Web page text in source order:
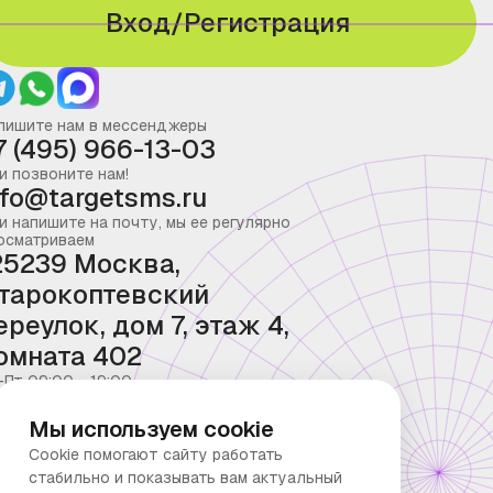
Вход/Регистрация
нам в мессенджеры
(495) 966-13-03
позвоните нам!
напишите на почту, мы ее регулярно
Москва,
дом 7, этаж 4,
402
09:00 - 19:00
Мы используем cookie
Cookie помогают сайту работать
стабильно и показывать вам актуальный